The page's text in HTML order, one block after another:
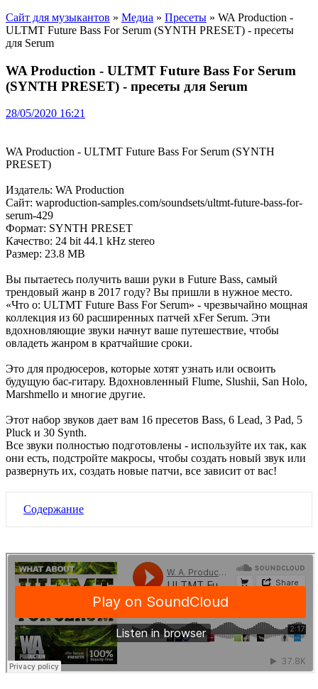
Сайт для музыкантов » Медиа » Пресеты » WA Production -
ULTMT Future Bass For Serum (SYNTH PRESET) - пресеты
для Serum
WA Production - ULTMT Future Bass For Serum
(SYNTH PRESET) - пресеты для Serum
28/05/2020 16:21
WA Production - ULTMT Future Bass For Serum (SYNTH
PRESET)
Издатель: WA Production
Сайт: waproduction-samples.com/soundsets/ultmt-future-bass-for-
serum-429
Формат: SYNTH PRESET
Качество: 24 bit 44.1 kHz stereo
Размер: 23.8 MB
Вы пытаетесь получить ваши руки в Future Bass, самый
трендовый жанр в 2017 году? Вы пришли в нужное место.
«Что о: ULTMT Future Bass For Serum» - чрезвычайно мощная
коллекция из 60 расширенных патчей xFer Serum. Эти
вдохновляющие звуки начнут ваше путешествие, чтобы
овладеть жанром в кратчайшие сроки.
Это для продюсеров, которые хотят узнать или освоить
будущую бас-гитару. Вдохновленный Flume, Slushii, San Holo,
Marshmello и многие другие.
Этот набор звуков дает вам 16 пресетов Bass, 6 Lead, 3 Pad, 5
Pluck и 30 Synth.
Все звуки полностью подготовлены - используйте их так, как
они есть, подстройте макросы, чтобы создать новый звук или
развернуть их, создать новые патчи, все зависит от вас!
Содержание